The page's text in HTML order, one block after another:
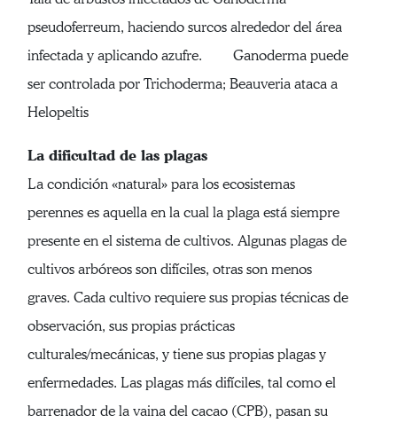
pseudoferreum, haciendo surcos alrededor del área
infectada y aplicando azufre. Ganoderma puede
ser controlada por Trichoderma; Beauveria ataca a
Helopeltis
La dificultad de las plagas
La condición «natural» para los ecosistemas
perennes es aquella en la cual la plaga está siempre
presente en el sistema de cultivos. Algunas plagas de
cultivos arbóreos son difíciles, otras son menos
graves. Cada cultivo requiere sus propias técnicas de
observación, sus propias prácticas
culturales/mecánicas, y tiene sus propias plagas y
enfermedades. Las plagas más difíciles, tal como el
barrenador de la vaina del cacao (CPB), pasan su